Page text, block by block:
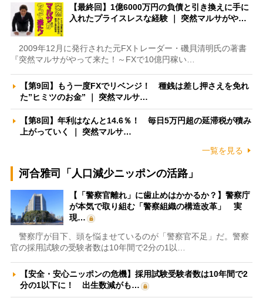
【最終回】1億6000万円の負債と引き換えに手に
入れたプライスレスな経験 ｜ 突然マルサがや…
2009年12月に発行された元FXトレーダー・磯貝清明氏の著書
『突然マルサがやって来た！～FXで10億円稼い…
【第9回】もう一度FXでリベンジ！ 種銭は差し押さえを免れ
た”ヒミツのお金” ｜ 突然マルサ…
【第8回】年利はなんと14.6％！ 毎日5万円超の延滞税が積み
上がっていく ｜ 突然マルサ…
一覧を見る
河合雅司「人口減少ニッポンの活路」
【「警察官離れ」に歯止めはかかるか？】警察庁
が本気で取り組む「警察組織の構造改革」 実
現…
警察庁が目下、頭を悩ませているのが「警察官不足」だ。警察
官の採用試験の受験者数は10年間で2分の1以…
【安全・安心ニッポンの危機】採用試験受験者数は10年間で2
分の1以下に！ 出生数減がも…